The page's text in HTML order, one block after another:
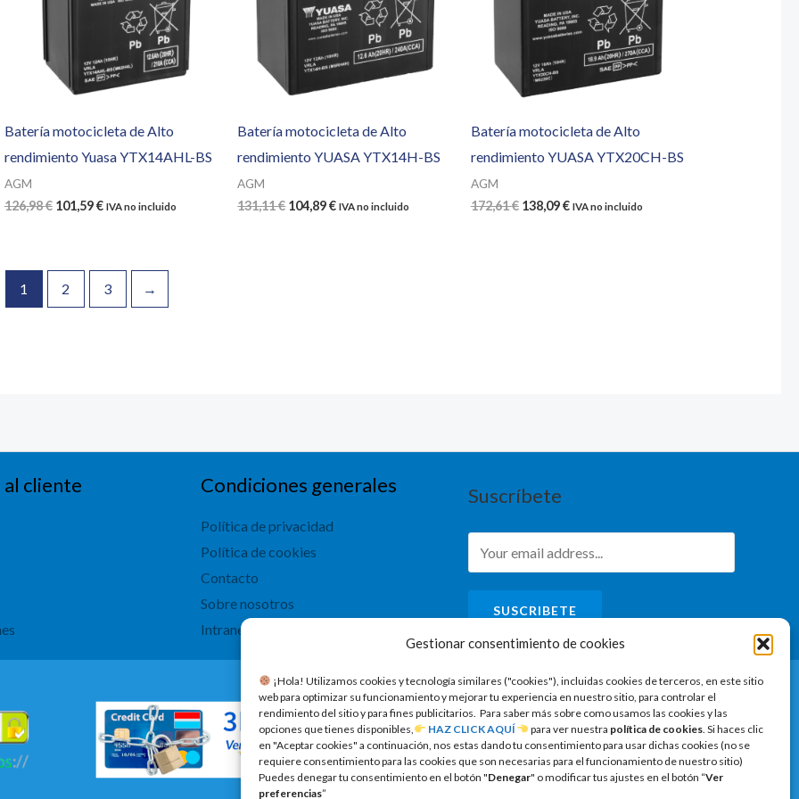
Gestionar consentimiento de cookies
​ ¡Hola! Utilizamos cookies y tecnología similares ("cookies"), incluidas cookies de terceros, en este sitio
web para optimizar su funcionamiento y mejorar tu experiencia en nuestro sitio, para controlar el
rendimiento del sitio y para fines publicitarios. Para saber más sobre como usamos las cookies y las
opciones que tienes disponibles,
HAZ CLICK AQUÍ para ver nuestra política de cookies. Si haces clic
en "Aceptar cookies" a continuación, nos estas dando tu consentimiento para usar dichas cookies (no se
requiere consentimiento para las cookies que son necesarias para el funcionamiento de nuestro sitio)
Puedes denegar tu consentimiento en el botón "Denegar" o modificar tus ajustes en el botón “Ver
preferencias”
Batería motocicleta de Alto
rendimiento Yuasa YTX14AHL-BS
AGM
126,98€ El
126,98 €.
101,59€El
101,59 €.
IVA no incluido
Batería motocicleta de Alto
rendimiento YUASA YTX14H-BS
AGM
131,11€ El
104,89€ElIVA no incluido
Batería motocicleta de Alto
rendimiento YUASA YTX20CH-BS
AGM
172,61€ El
138,09€ElIVA no incluido
1 2 3 →
cliente Condiciones generales
Política de privacidad
Política de cookies
Contacto
Sobre nosotros
Intranet
Suscríbete
SUSCRIBETE